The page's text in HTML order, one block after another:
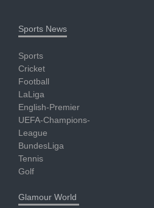
Sports News
Sports
Cricket
Football
LaLiga
English-Premier
UEFA-Champions-
League
BundesLiga
Tennis
Golf
Glamour World